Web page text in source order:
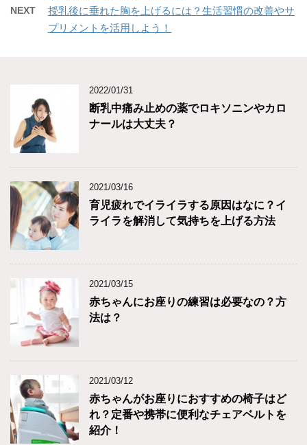
NEXT
授乳後に垂れた胸を上げるには？生活習慣の改善やサ
プリメントを活用しよう！
2022/01/31
断乳中痛み止めの薬でロキソニンやカロ
ナールは大丈夫？
2021/03/16
育児疲れでイライラする原因はなに？イ
ライラを解消して気持ちを上げる方法
2021/03/15
赤ちゃんにお座りの練習は必要なの？方
法は？
2021/03/12
赤ちゃんがお座りにおすすめの椅子はど
れ？定番や携帯に便利なチェアベルトを
紹介！